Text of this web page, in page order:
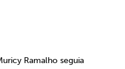
Ramalho seguia